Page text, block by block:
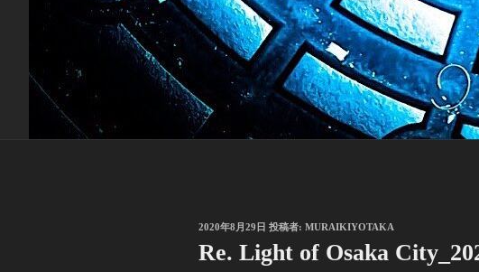
投
日:
2020年8月29日 投稿者: MURAIKIYOTAKA
Re. Light of Osaka